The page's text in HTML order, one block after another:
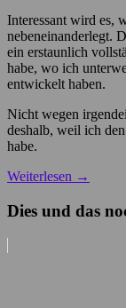
Interessant wird es,
nebeneinanderlegt.
ein erstaunlich
habe, wo ich
entwickelt haben.
Nicht wegen
deshalb, weil ich
habe.
Weiterlesen →
Dies und das